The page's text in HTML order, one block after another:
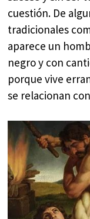
cuestión. De
tradicionales
aparece un
negro y con
porque vive
se relacionan